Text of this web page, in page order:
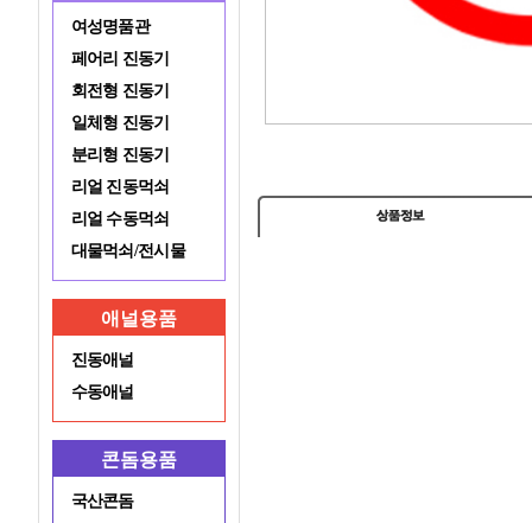
여성명품관
페어리 진동기
회전형 진동기
일체형 진동기
분리형 진동기
리얼 진동먹쇠
리얼 수동먹쇠
대물먹쇠/전시물
애널용품
진동애널
수동애널
콘돔용품
국산콘돔